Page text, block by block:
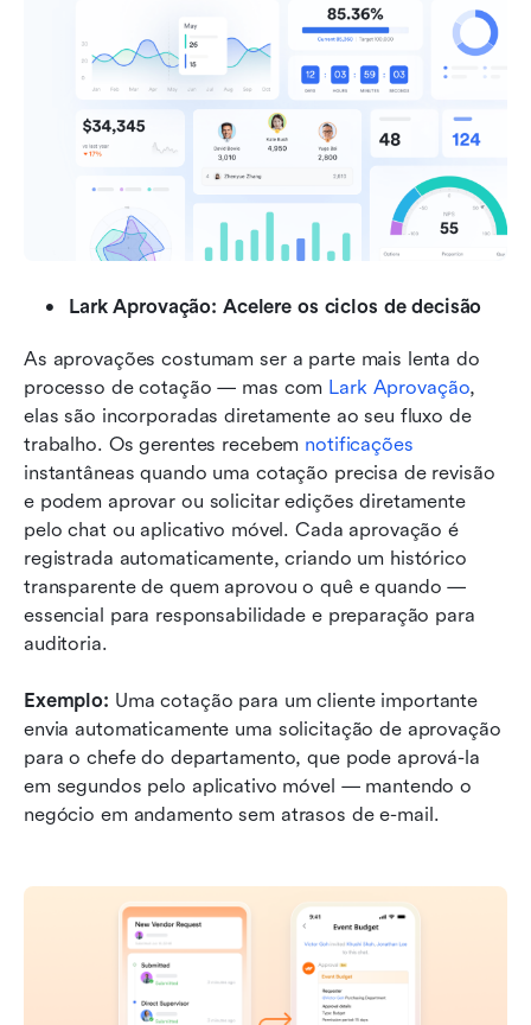
Lark Aprovação: Acelere os ciclos de decisão
As aprovações costumam ser a parte mais lenta do
processo de cotação — mas com Lark Aprovação,
elas são incorporadas diretamente ao seu fluxo de
trabalho. Os gerentes recebem notificações
instantâneas quando uma cotação precisa de revisão
e podem aprovar ou solicitar edições diretamente
pelo chat ou aplicativo móvel. Cada aprovação é
registrada automaticamente, criando um histórico
transparente de quem aprovou o quê e quando —
essencial para responsabilidade e preparação para
auditoria.
Exemplo: Uma cotação para um cliente importante
envia automaticamente uma solicitação de aprovação
para o chefe do departamento, que pode aprová-la
em segundos pelo aplicativo móvel — mantendo o
negócio em andamento sem atrasos de e-mail.